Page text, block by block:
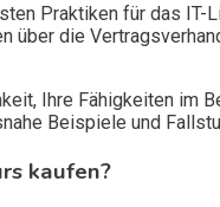
Praktiken für das
über die
Ihre Fähigkeiten im
Beispiele und
kaufen?